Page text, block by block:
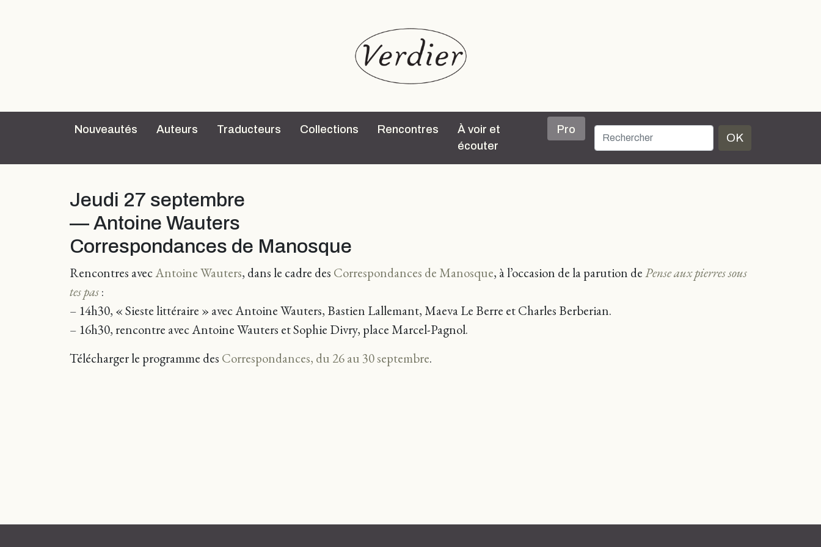
Nouveautés Auteurs Traducteurs Collections Rencontres
À voir et
écouter
Pro
OK
Jeudi 27 septembre
— Antoine Wauters
Correspondances de Manosque
Rencontres avecAntoine Wauters, dans le cadre des Correspondances de Manosque, à l’occasion de la parution dePense aux pierres sous
tes pas:
– 14h30, « Sieste littéraire » avec Antoine Wauters, Bastien Lallemant, Maeva Le Berre et Charles Berberian.
– 16h30, rencontre avec Antoine Wauters etSophie Divry, place Marcel-Pagnol.
Télécharger le programme des Correspondances, du 26 au 30 septembre.